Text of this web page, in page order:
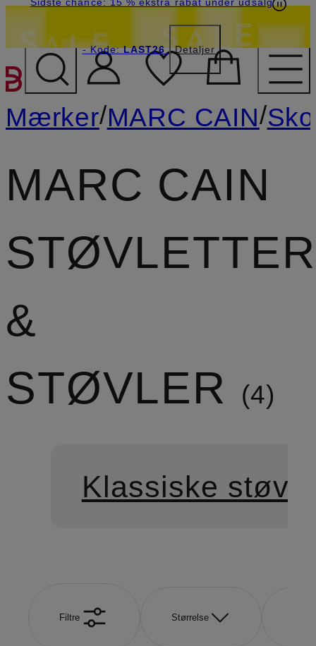
GÅ TIL
- Kode:LAST26 Detaljer
Mærker/MARC CAIN/Sko
MARC CAIN
STØVLETTER
&
STØVLER
4
Klassiske
Filtre Størrelse